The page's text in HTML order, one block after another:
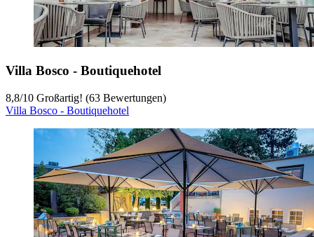
Villa Bosco - Boutiquehotel
8,8/10 Großartig! (63 Bewertungen)
Villa Bosco - Boutiquehotel